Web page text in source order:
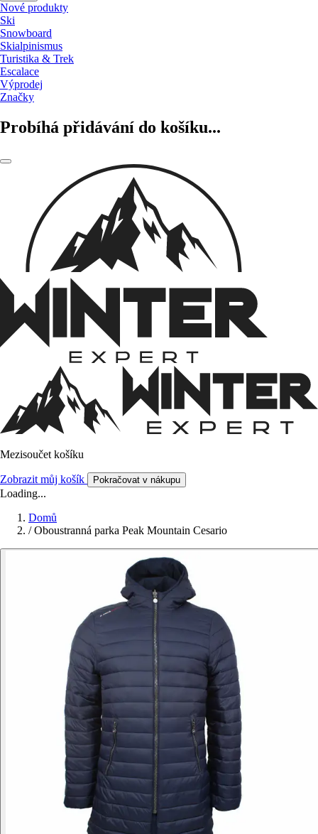
Nové produkty
Ski
Snowboard
Skialpinismus
Turistika & Trek
Escalace
Výprodej
Značky
Probíhá přidávání do košíku...
Mezisoučet košíku
Zobrazit můj košík Pokračovat v nákupu
Loading...
Domů
/ Oboustranná parka Peak Mountain Cesario